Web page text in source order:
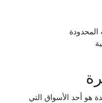
هو أحد الأسواق التي